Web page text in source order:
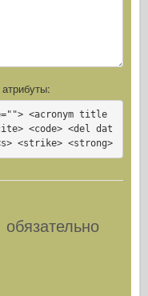
атрибуты:
<acronym title
<code> <del dat
<strike> <strong>
обязательно